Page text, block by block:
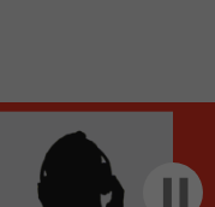
Player